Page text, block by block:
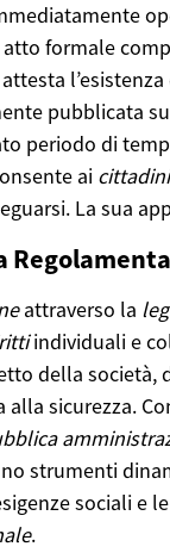
formale
pubblicata
periodo di
ai cittadini
La sua
attraverso la
individuali e
della
alla sicurezza.
strumenti
sociali e
.